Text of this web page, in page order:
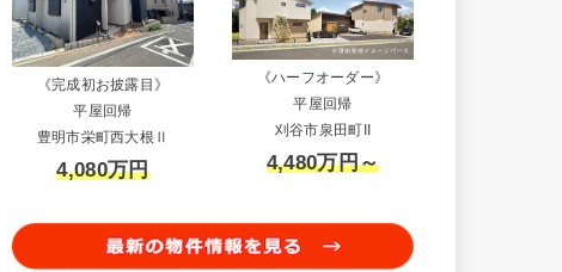
《完成初お披露目》
平屋回帰
豊明市栄町西大根Ⅱ
4,080万円
《ハーフオーダー》
平屋回帰
刈谷市泉田町II
4,480万円～